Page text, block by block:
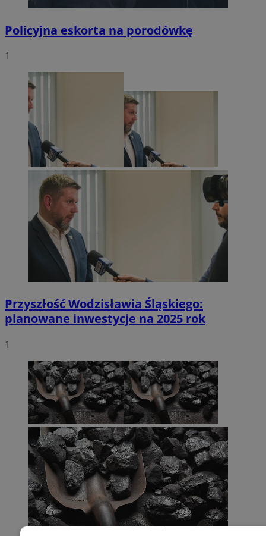
Policyjna eskorta na porodówkę
1
Przyszłość Wodzisławia Śląskiego:
planowane inwestycje na 2025 rok
1